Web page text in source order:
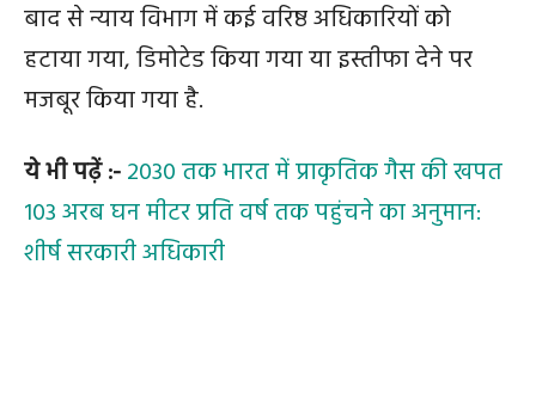
बाद से न्याय विभाग में कई वरिष्ठ अधिकारियों को
हटाया गया, डिमोटेड किया गया या इस्तीफा देने पर
मजबूर किया गया है.
ये भी पढ़ें :-2030 तक भारत में प्राकृतिक गैस की खपत
103 अरब घन मीटर प्रति वर्ष तक पहुंचने का अनुमान:
शीर्ष सरकारी अधिकारी